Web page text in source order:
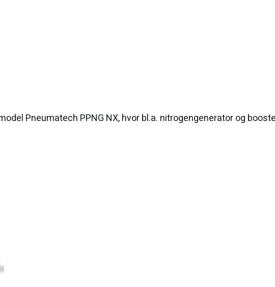
Pneumatech PPNG NX, hvor bl.a. nitrogengenerator og